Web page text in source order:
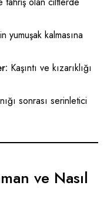
yumuşak kalmasına
Kaşıntı ve kızarıklığı
sonrası serinletici
ve Nasıl